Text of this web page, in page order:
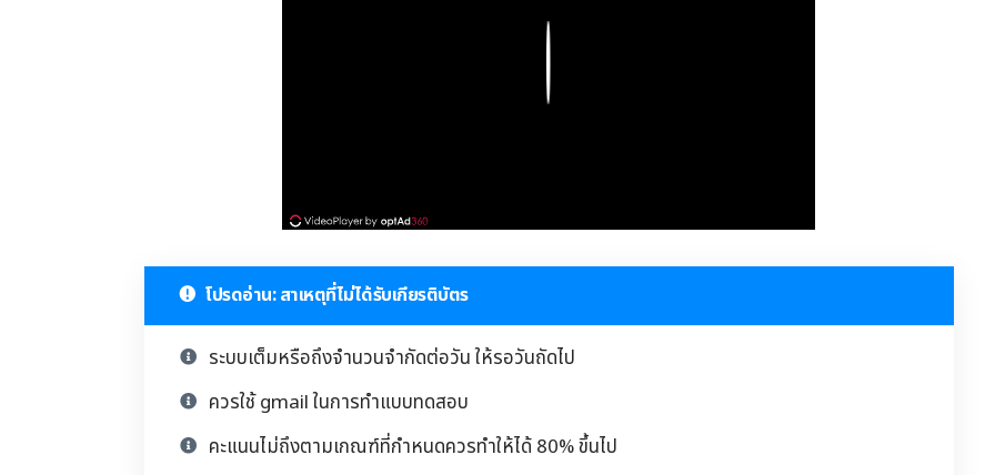
โปรดอ่าน: สาเหตุที่ไม่ได้รับเกียรติบัตร
ระบบเต็มหรือถึงจำนวนจำกัดต่อวัน ให้รอวันถัดไป
ควรใช้ gmail ในการทำแบบทดสอบ
คะแนนไม่ถึงตามเกณฑ์ที่กำหนดควรทำให้ได้ 80% ขึ้นไป